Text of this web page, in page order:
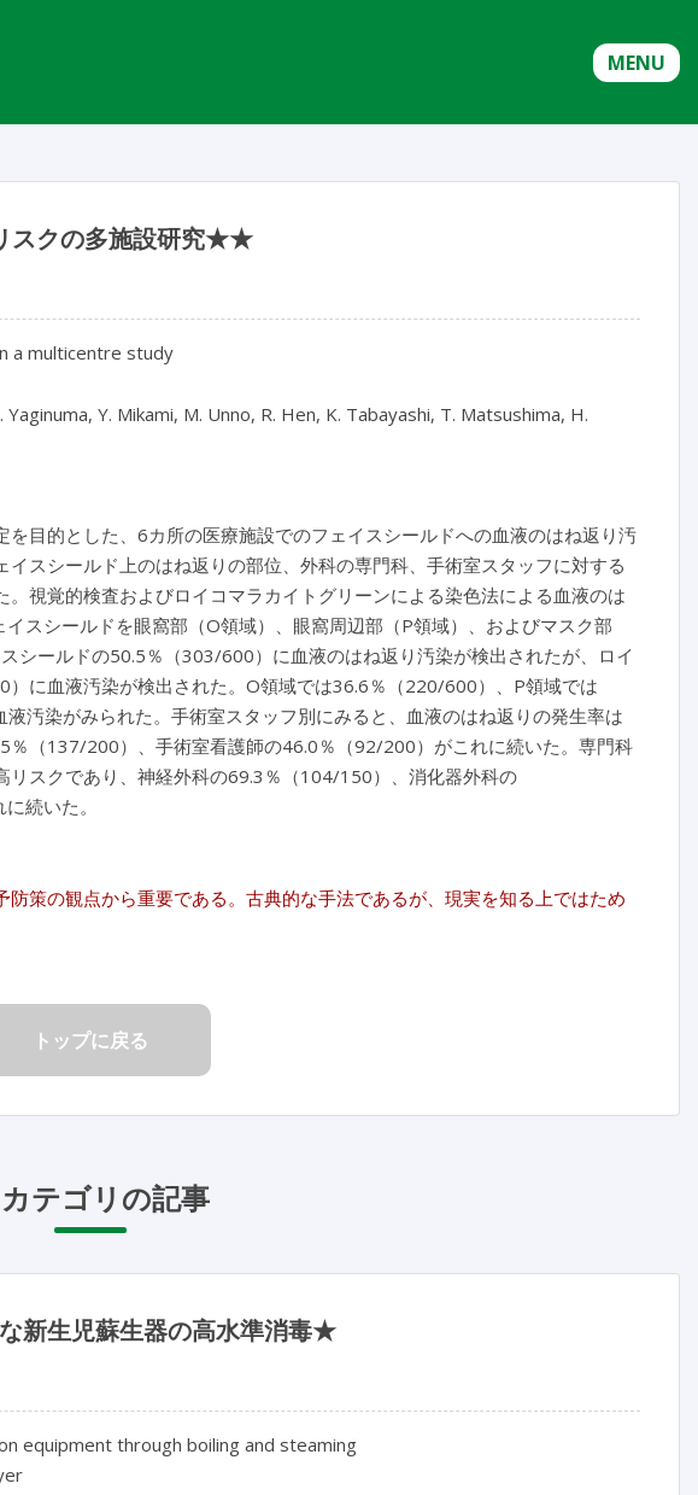
MENU
スクの多施設研究★★
a multicentre study
Y. Mikami, M. Unno, R. Hen, K. Tabayashi, T. Matsushima, H.
目的とした、6カ所の医療施設でのフェイスシールドへの血液のはね返り汚
スシールド上のはね返りの部位、外科の専門科、手術室スタッフに対する
視覚的検査およびロイコマラカイトグリーンによる染色法による血液のは
スシールドを眼窩部（O領域）、眼窩周辺部（P領域）、およびマスク部
シールドの50.5％（303/600）に血液のはね返り汚染が検出されたが、ロイ
に血液汚染が検出された。O領域では36.6％（220/600）、P領域では
汚染がみられた。手術室スタッフ別にみると、血液のはね返りの発生率は
（137/200）、手術室看護師の46.0％（92/200）がこれに続いた。専門科
スクであり、神経外科の69.3％（104/150）、消化器外科の
続いた。
策の観点から重要である。古典的な手法であるが、現実を知る上ではため
トップに戻る
テゴリの記事
新生児蘇生器の高水準消毒★
equipment through boiling and steaming